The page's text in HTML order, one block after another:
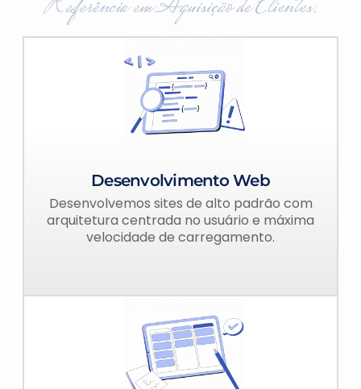
Desenvolvimento Web
Desenvolvemos sites de alto padrão com
arquitetura centrada no usuário e máxima
velocidade de carregamento.